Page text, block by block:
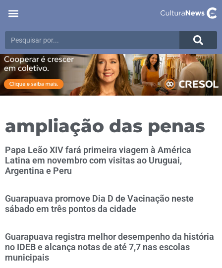
ampliação das penas
Papa Leão XIV fará primeira viagem à América
Latina em novembro com visitas ao Uruguai,
Argentina e Peru
Guarapuava promove Dia D de Vacinação neste
sábado em três pontos da cidade
Guarapuava registra melhor desempenho da história
no IDEB e alcança notas de até 7,7 nas escolas
municipais